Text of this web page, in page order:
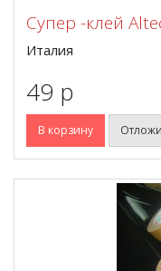
Супер -клей
Италия
49 p
В корзину